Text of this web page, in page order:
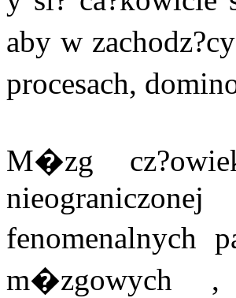
aby w
procesach,
M�zg
fenomenalnych
m�zgowych ,